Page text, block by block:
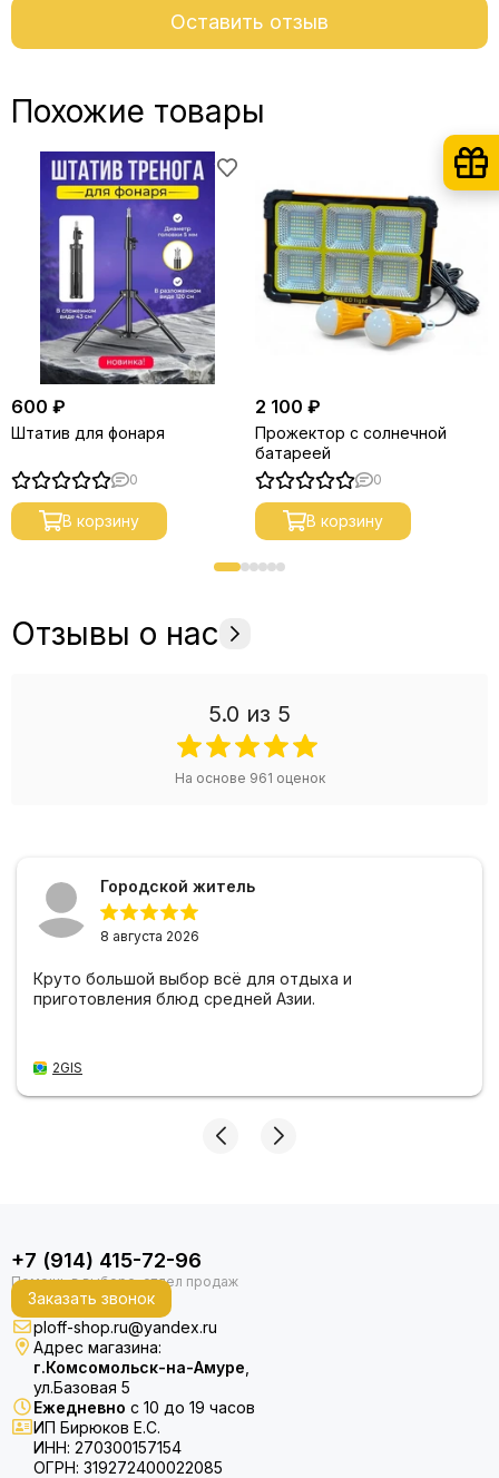
Оставить отзыв
Похожие товары
600 ₽
Штатив для фонаря
0
В корзину
2 100 ₽
Прожектор с солнечной
батареей
0
В корзину
Отзывы о нас
5.0 из 5
На основе 961 оценок
Городской житель
8 августа 2026
Круто большой выбор всё для отдыха и
приготовления блюд средней Азии.
2GIS
+7 (914) 415-72-96
Заказать звонок
ploff-shop.ru@yandex.ru
Адрес магазина:
г.Комсомольск-на-Амуре
ул.Базовая 5
Ежедневно с 10 до 19 часов
ИП Бирюков Е.С.
ИНН: 270300157154
ОГРН: 319272400022085